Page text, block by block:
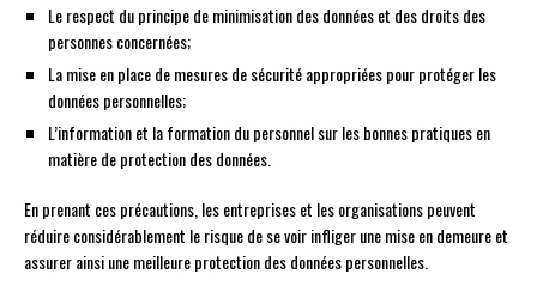
Le respect du principe de minimisation des données et des droits des
personnes concernées;
La mise en place de mesures de sécurité appropriées pour protéger les
données personnelles;
L’information et la formation du personnel sur les bonnes pratiques en
matière de protection des données.
En prenant ces précautions, les entreprises et les organisations peuvent
réduire considérablement le risque de se voir infliger une mise en demeure et
assurer ainsi une meilleure protection des données personnelles.